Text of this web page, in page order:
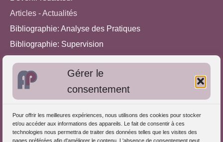
Gérer le
consentement
Pour offrir les meilleures expériences, nous utilisons des cookies pour stocker
et/ou accéder aux informations des appareils. Le fait de consentir à ces
technologies nous permettra de traiter des données telles que les visites des
pages préférées afin d'améliorer le contenu. L'absence de consentement peut
Articles - Actualités
Bibliographie: Analyse des Pratiques
Bibliographie: Supervision
Approches de l'Analyse des pratiques
S'inscrire dans l'Annuaire
Publiez vos formations